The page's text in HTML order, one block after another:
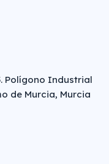
Polígono Industrial
de Murcia, Murcia